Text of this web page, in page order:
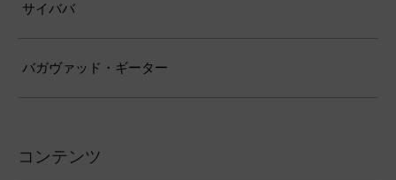
サイババ
バガヴァッド・ギーター
コンテンツ